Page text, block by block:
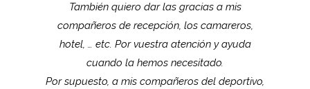
También quiero dar las gracias a mis
compañeros de recepción, los camareros,
hotel, … etc. Por vuestra atención y ayuda
cuando la hemos necesitado.
Por supuesto, a mis compañeros del deportivo,